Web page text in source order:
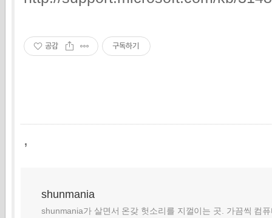
공감 구독하기
,
shunmania
shunmania가 살면서 온갖 헛소리를 지껄이는 곳. 가끔씩 컴